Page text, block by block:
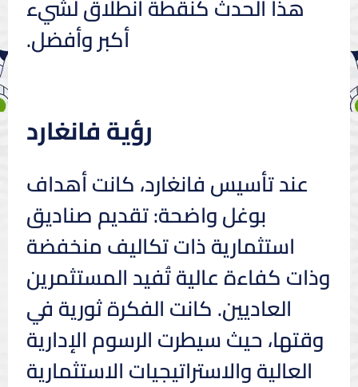
هذا الحدث كنقطة انطلاق لشيء
أكبر وأفضل.
رؤية فانغارد
عند تأسيس فانغارد، كانت أهداف
بوغل واضحة: تقديم صناديق
استثمارية ذات تكاليف منخفضة
وذات كفاءة عالية تُفيد المستثمرين
العاديين. كانت الفكرة ثورية في
وقتها، حيث سيطرت الرسوم الإدارية
العالية والاستراتيجيات الاستثمارية